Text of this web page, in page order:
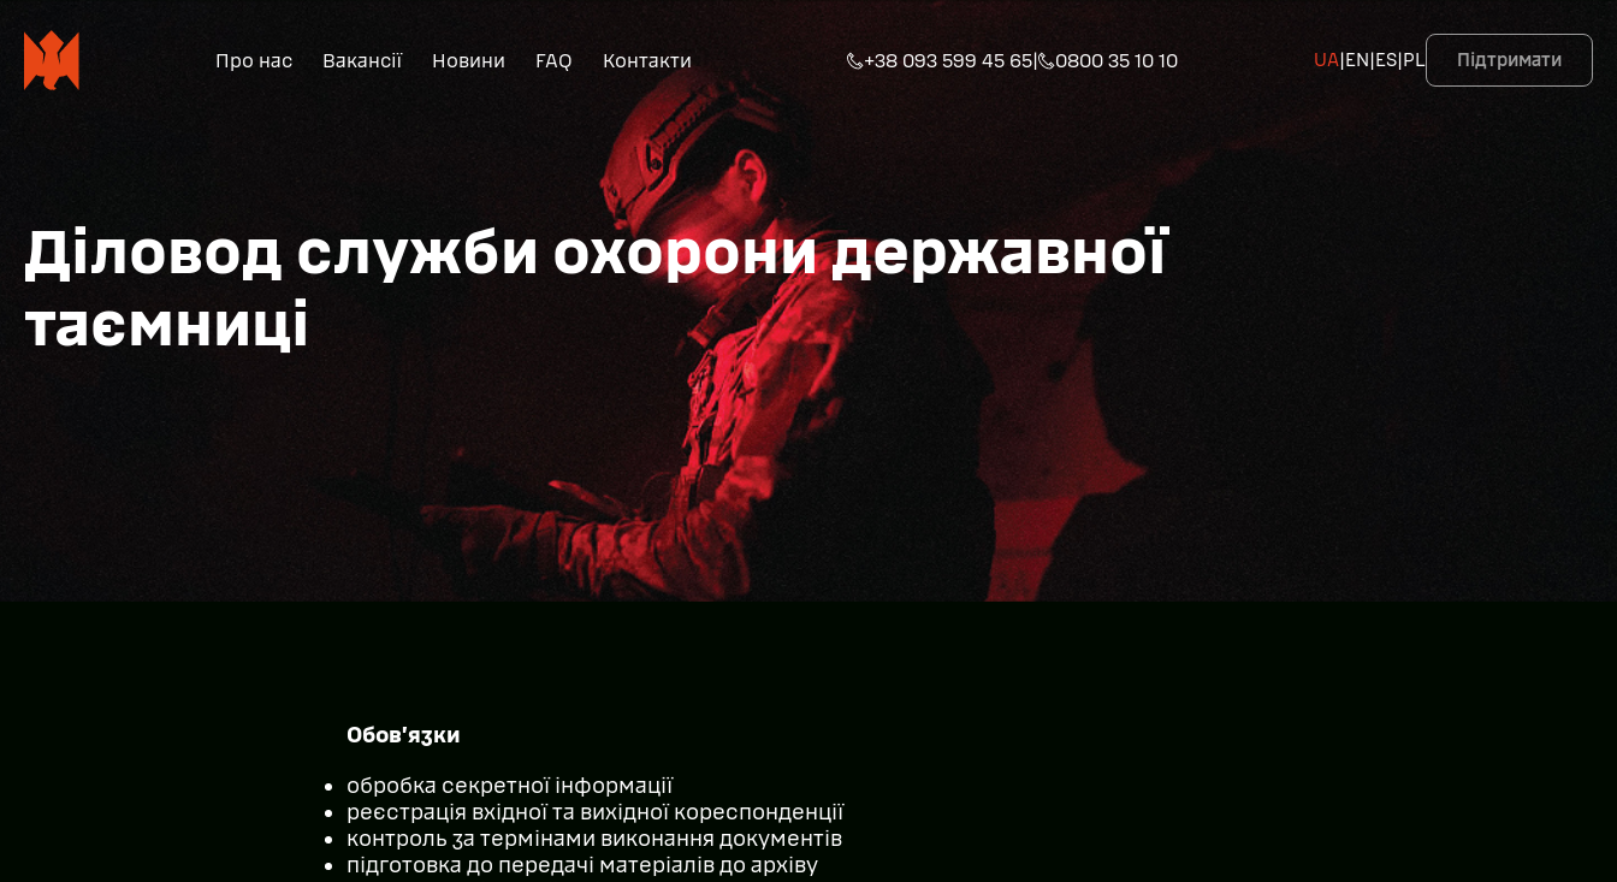
Про нас Вакансії Новини FAQ Контакти +38 093 599 45 65| 0800 35 10 10 UA|EN|ES|PL Підтримати
Діловод служби охорони державної
таємниці
Обов’язки
обробка секретної інформації
реєстрація вхідної та вихідної кореспонденції
контроль за термінами виконання документів
підготовка до передачі матеріалів до архіву